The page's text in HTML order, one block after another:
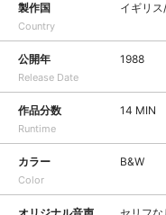
製作国
Country
イギリ
公開年
Release Date
1988
作品分数
Runtime
14 MIN
カラー
Color
B&W